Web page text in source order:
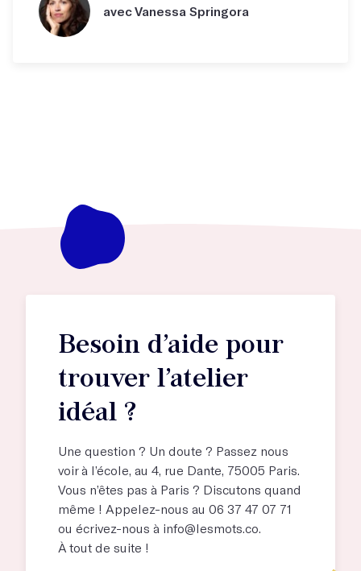
avec Vanessa Springora
Besoin d’aide pour
trouver l’atelier
idéal ?
Une question ? Un doute ? Passez nous
voir à l’école, au 4, rue Dante, 75005 Paris.
Vous n’êtes pas à Paris ? Discutons quand
même ! Appelez-nous au 06 37 47 07 71
ou écrivez-nous à info@lesmots.co.
À tout de suite !